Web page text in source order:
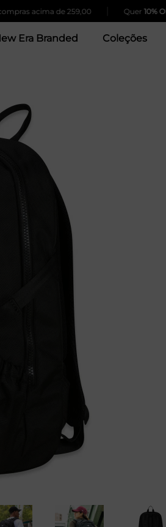
acima de 259,00 | Quer10% OFF
Era Branded Coleções